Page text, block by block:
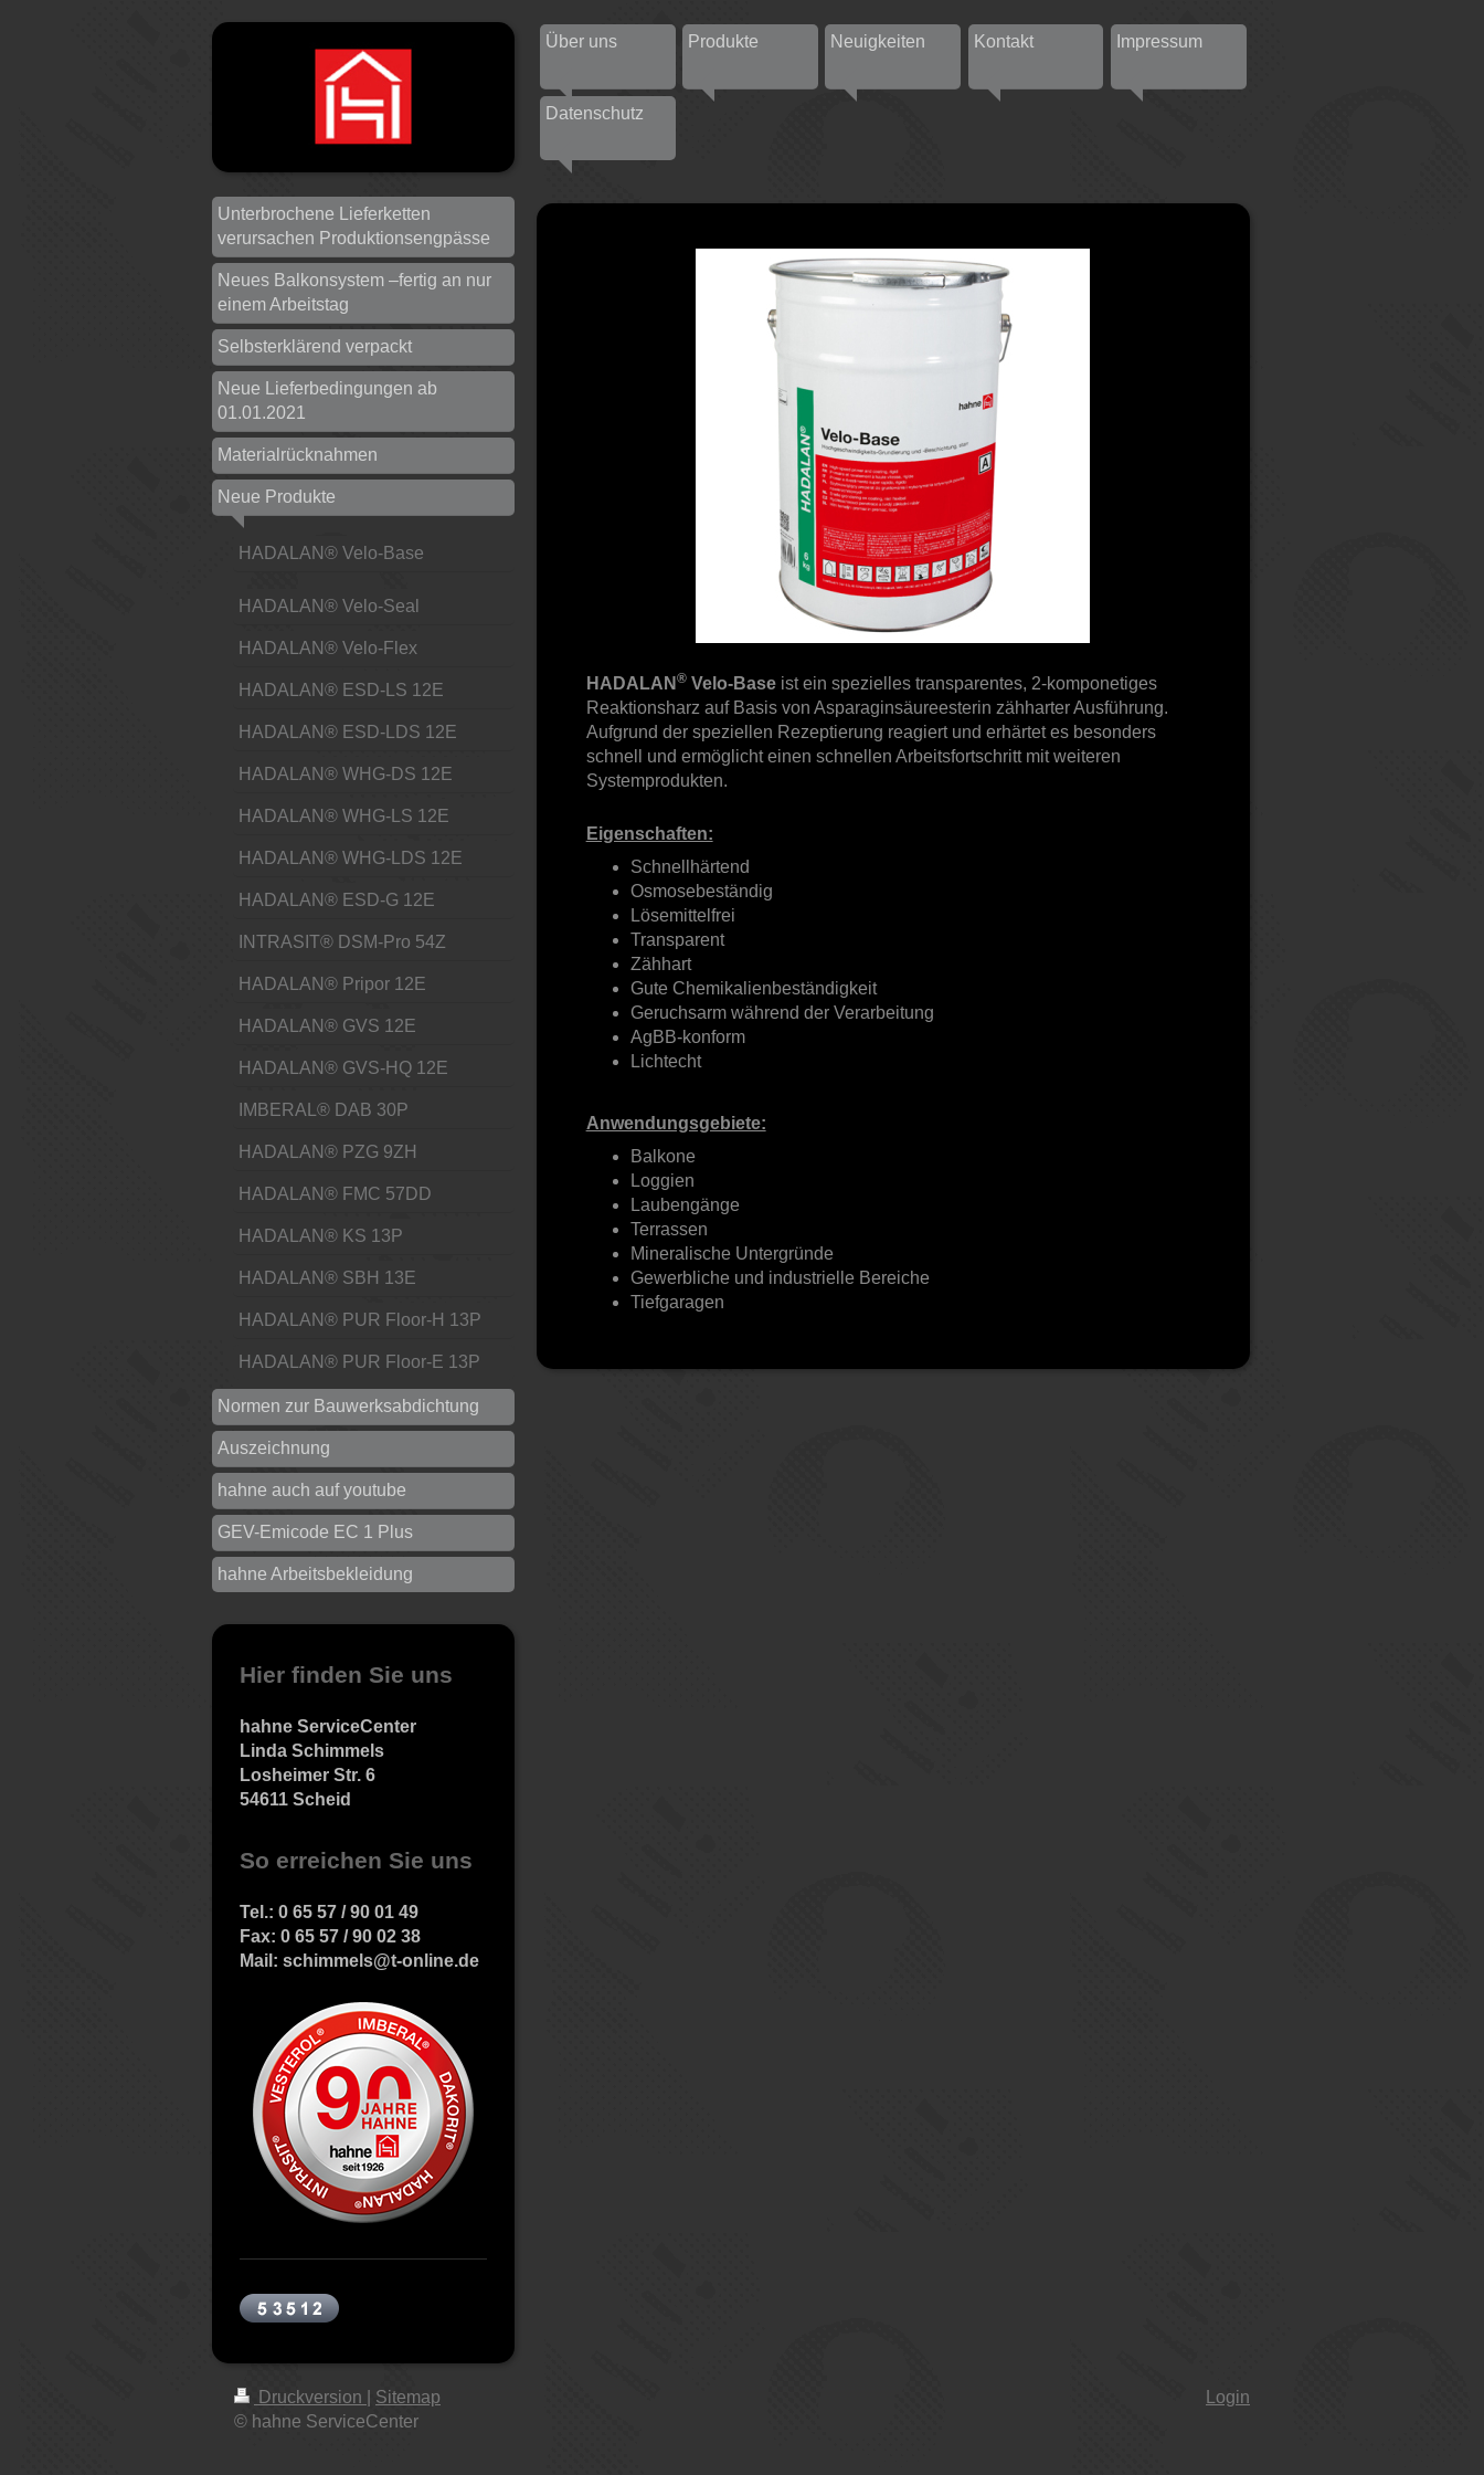
Unterbrochene Lieferketten
verursachen Produktionsengpässe
Neues Balkonsystem –fertig an nur
einem Arbeitstag
Selbsterklärend verpackt
Neue Lieferbedingungen ab
01.01.2021
Materialrücknahmen
Neue Produkte
HADALAN® Velo-Base
HADALAN® Velo-Seal
HADALAN® Velo-Flex
HADALAN® ESD-LS 12E
HADALAN® ESD-LDS 12E
HADALAN® WHG-DS 12E
HADALAN® WHG-LS 12E
HADALAN® WHG-LDS 12E
HADALAN® ESD-G 12E
INTRASIT® DSM-Pro 54Z
HADALAN® Pripor 12E
HADALAN® GVS 12E
HADALAN® GVS-HQ 12E
IMBERAL® DAB 30P
HADALAN® PZG 9ZH
HADALAN® FMC 57DD
HADALAN® KS 13P
HADALAN® SBH 13E
HADALAN® PUR Floor-H 13P
HADALAN® PUR Floor-E 13P
Normen zur Bauwerksabdichtung
Auszeichnung
hahne auch auf youtube
GEV-Emicode EC 1 Plus
hahne Arbeitsbekleidung
Hier finden Sie uns
hahne ServiceCenter
Linda Schimmels
Losheimer Str. 6
54611 Scheid
So erreichen Sie uns
Tel.: 0 65 57 / 90 01 49
Fax: 0 65 57 / 90 02 38
Mail: schimmels@t-online.de
Über uns Produkte Neuigkeiten Kontakt Impressum
Datenschutz
HADALAN ®Velo-Baseist ein spezielles transparentes, 2-komponetiges
Reaktionsharz auf Basis von Asparaginsäureesterin zähharter Ausführung.
Aufgrund der speziellen Rezeptierung reagiert und erhärtet es besonders
schnell und ermöglicht einen schnellen Arbeitsfortschritt mit weiteren
Systemprodukten.
Eigenschaften:
Schnellhärtend
Osmosebeständig
Lösemittelfrei
Transparent
Zähhart
Gute Chemikalienbeständigkeit
Geruchsarm während der Verarbeitung
AgBB-konform
Lichtecht
Anwendungsgebiete:
Balkone
Loggien
Laubengänge
Terrassen
Mineralische Untergründe
Gewerbliche und industrielle Bereiche
Tiefgaragen
Druckversion
Sitemap
© hahne ServiceCenter
Login